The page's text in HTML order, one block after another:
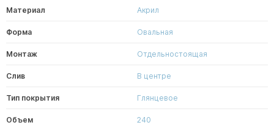
Материал Акрил
Форма Овальная
Монтаж Отдельностоящая
Слив В центре
Тип покрытия Глянцевое
Объем 240